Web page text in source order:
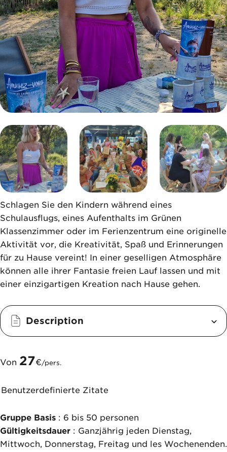
Schlagen Sie den Kindern während eines
Schulausflugs, eines Aufenthalts im Grünen
Klassenzimmer oder im Ferienzentrum eine originelle
Aktivität vor, die Kreativität, Spaß und Erinnerungen
für zu Hause vereint! In einer geselligen Atmosphäre
können alle ihrer Fantasie freien Lauf lassen und mit
einer einzigartigen Kreation nach Hause gehen.
Description
Von 27€/pers.
Benutzerdefinierte Zitate
Gruppe Basis : 6 bis 50 personen
Gültigkeitsdauer : Ganzjährig jeden Dienstag,
Mittwoch, Donnerstag, Freitag und les Wochenenden.